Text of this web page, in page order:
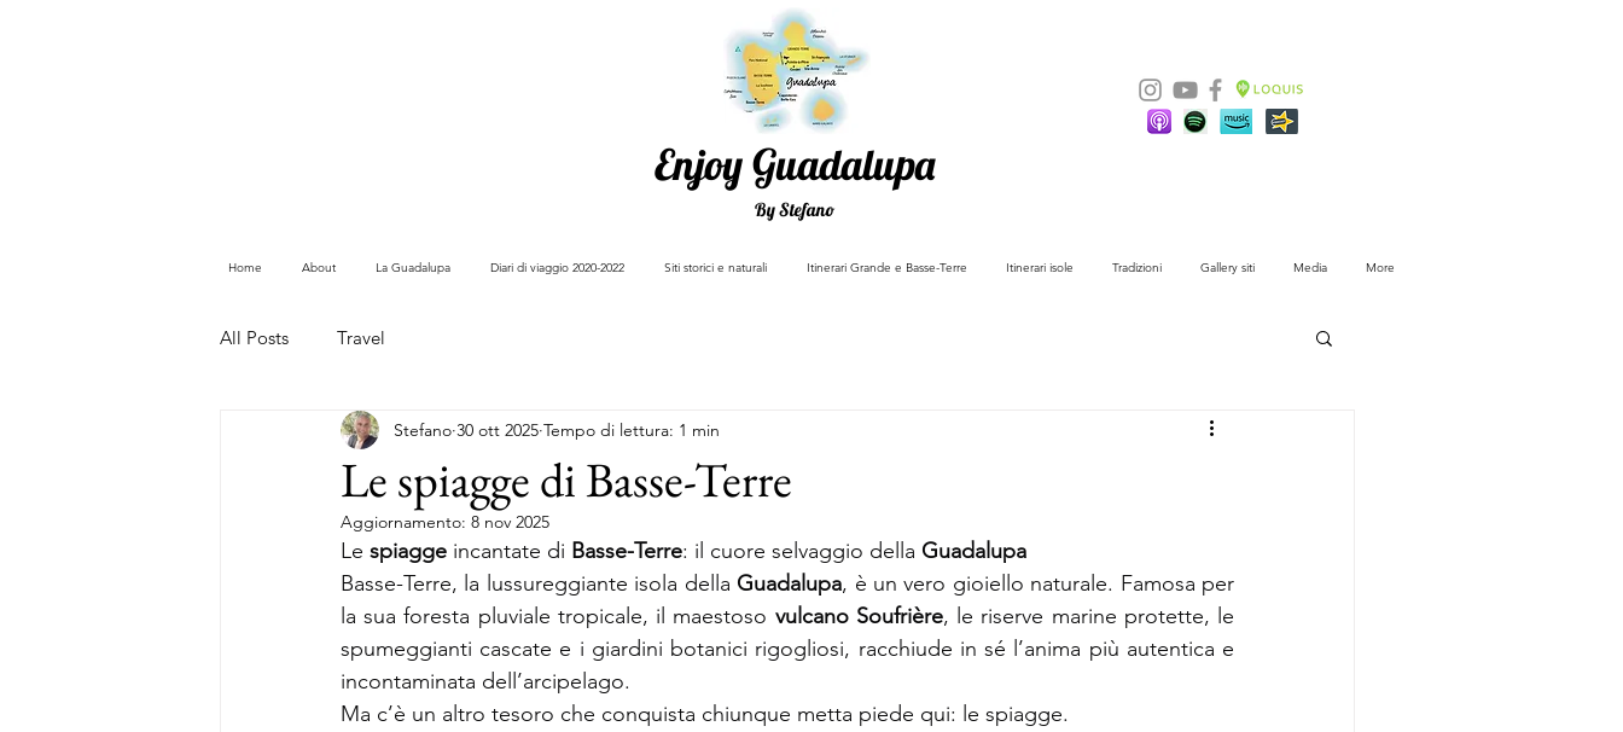
Enjoy Guadalupa
By Stefano
Home About La Guadalupa Diari di viaggio 2020-2022 Siti storici e naturali Itinerari Grande e Basse-Terre Itinerari isole Tradizioni Gallery siti Media More
All Posts Travel
Le spiagge di Basse-Terre
Stefano 30 ott 2025 Tempo di lettura: 1 min
Aggiornamento: 8 nov 2025
Le spiagge incantate di Basse-Terre: il cuore selvaggio della Guadalupa
Basse-Terre, la lussureggiante isola della Guadalupa, è un vero gioiello naturale. Famosa per
la sua foresta pluviale tropicale, il maestoso vulcano Soufrière, le riserve marine protette, le
spumeggianti cascate e i giardini botanici rigogliosi, racchiude in sé l’anima più autentica e
incontaminata dell’arcipelago.
Ma c’è un altro tesoro che conquista chiunque metta piede qui: le spiagge.